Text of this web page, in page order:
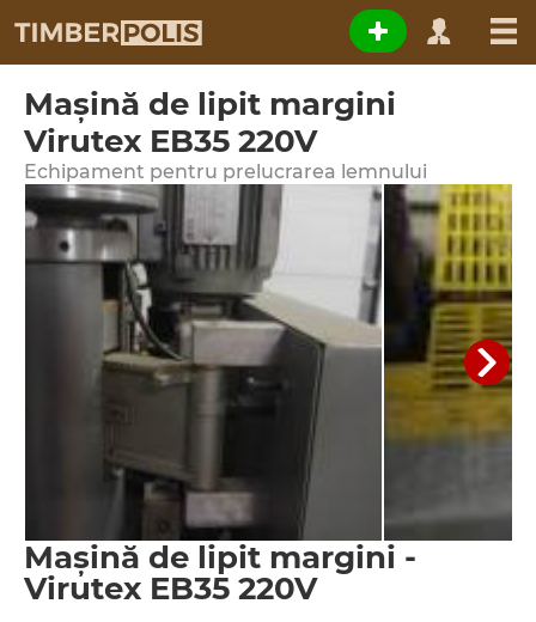
Maşină de lipit margini
Virutex EB35 220V
Echipament pentru prelucrarea lemnului
Maşină de lipit margini -
Virutex EB35 220V